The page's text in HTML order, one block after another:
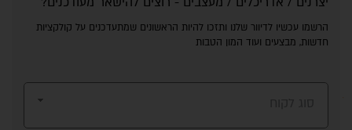
הרשמו עכשיו לדיוור שלנו ותזכו להיות הראשונים שמתעדכנים על קולקציות
חדשות, מבצעים ועוד המון הטבות